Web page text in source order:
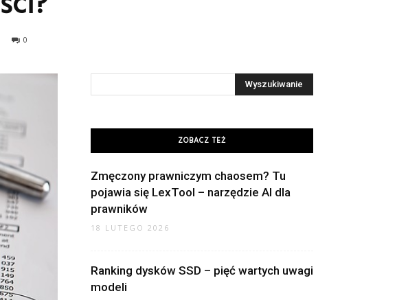
0
ZOBACZ TEŻ
Zmęczony prawniczym chaosem? Tu
pojawia się LexTool – narzędzie AI dla
prawników
18 LUTEGO 2026
Ranking dysków SSD – pięć wartych uwagi
modeli